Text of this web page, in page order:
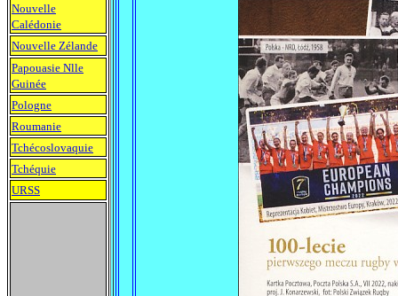
Nouvelle
Calédonie
Nouvelle Zélande
Papouasie Nlle
Guinée
Pologne
Roumanie
Tchécoslovaquie
Tchéquie
URSS